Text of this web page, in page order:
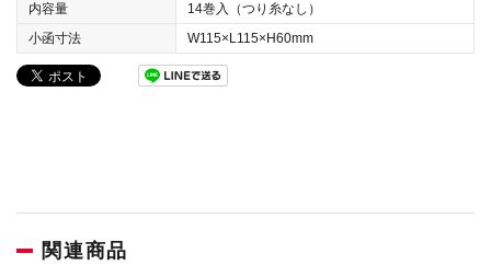
内容量
14巻入（つり糸なし）
小函寸法
W115×L115×H60mm
関連商品